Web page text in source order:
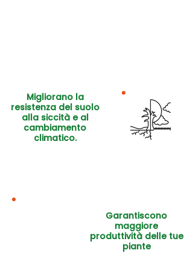
Garantiscono
maggiore
produttività delle tue
piante
Migliorano la
resistenza del suolo
alla siccità e al
cambiamento
climatico.